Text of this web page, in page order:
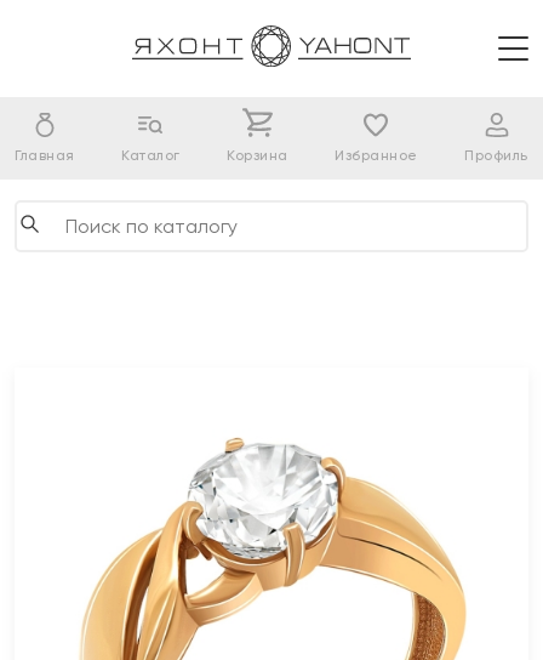
Главная Каталог Корзина Избранное Профиль